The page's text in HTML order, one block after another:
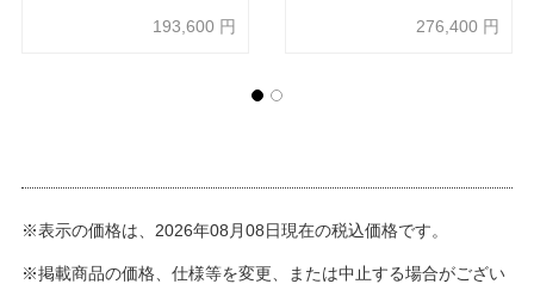
レー色【セール対象品のため
193,600 円
【セール対象品のため276,400 円
※表示の価格は、2026年08月08日現在の税込価格です。
※掲載商品の価格、仕様等を変更、または中止する場合がござい